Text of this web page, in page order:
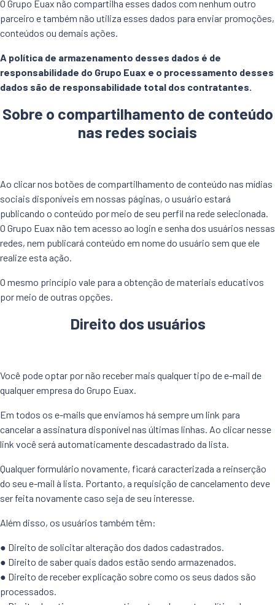
O Grupo Euax não compartilha esses dados com nenhum outro
parceiro e também não utiliza esses dados para enviar promoções,
conteúdos ou demais ações.
A política de armazenamento desses dados é de
responsabilidade do Grupo Euax e o processamento desses
dados são de responsabilidade total dos contratantes.
Sobre o compartilhamento de conteúdo
nas redes sociais
Ao clicar nos botões de compartilhamento de conteúdo nas mídias
sociais disponíveis em nossas páginas, o usuário estará
publicando o conteúdo por meio de seu perfil na rede selecionada.
O Grupo Euax não tem acesso ao login e senha dos usuários nessas
redes, nem publicará conteúdo em nome do usuário sem que ele
realize esta ação.
O mesmo princípio vale para a obtenção de materiais educativos
por meio de outras opções.
Direito dos usuários
Você pode optar por não receber mais qualquer tipo de e-mail de
qualquer empresa do Grupo Euax.
Em todos os e-mails que enviamos há sempre um link para
cancelar a assinatura disponível nas últimas linhas. Ao clicar nesse
link você será automaticamente descadastrado da lista.
Qualquer formulário novamente, ficará caracterizada a reinserção
do seu e-mail à lista. Portanto, a requisição de cancelamento deve
ser feita novamente caso seja de seu interesse.
Além disso, os usuários também têm:
● Direito de solicitar alteração dos dados cadastrados.
● Direito de saber quais dados estão sendo armazenados.
● Direito de receber explicação sobre como os seus dados são
processados.